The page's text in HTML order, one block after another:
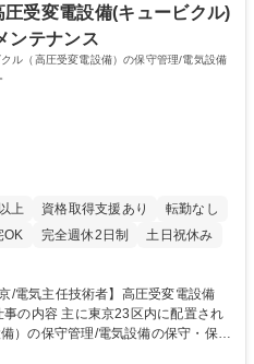
管理技士などの上位資格取得を目指
学院 大学
：1級電気工事施工管理技士 第一種
圧受変電設備(キュービクル)
ンテナンス
ル（高圧受変電設備）の保守管理/電気設備
上 資格取得支援あり
転勤なし
OK 完全週休2日制
土日祝休み
）の保守管理/電気設備の保守・保安